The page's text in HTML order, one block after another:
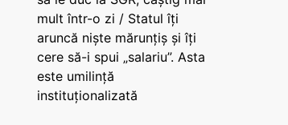
mult într-o zi / Statul îți
aruncă niște mărunțiș și îți
cere să-i spui „salariu”. Asta
este umilință
instituționalizată